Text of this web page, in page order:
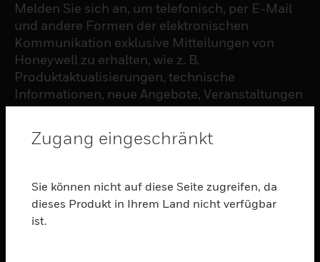
Melden Sie sich an, um telefonisch, per E-Mail
und andere Formen der elektronischen
Kommunikation exklusive Mitteilungen von
Honeywell zu erhalten, wie z. B.
Produktaktualisierungen, technische
Informationen, neue Angebote, Veranstaltungen
und Neuigkeiten, Umfragen, Sonderangebote
PRODUKTE
Zugang eingeschränkt
Sie können nicht auf diese Seite zugreifen, da
dieses Produkt in Ihrem Land nicht verfügbar
ist.